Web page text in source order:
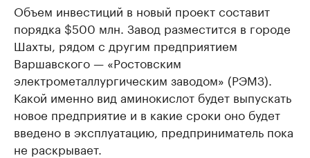
Объем инвестиций в новый проект составит
порядка $500 млн. Завод разместится в городе
Шахты, рядом с другим предприятием
Варшавского — «Ростовским
электрометаллургическим заводом» (РЭМЗ).
Какой именно вид аминокислот будет выпускать
новое предприятие и в какие сроки оно будет
введено в эксплуатацию, предприниматель пока
не раскрывает.